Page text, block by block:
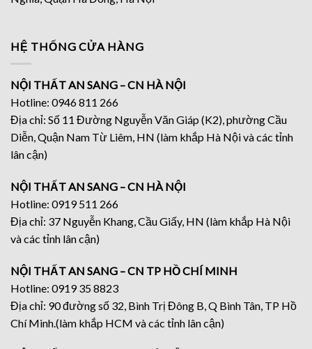
HỆ THỐNG CỬA HÀNG
NỘI THẤT AN SANG – CN HÀ NỘI
Hotline: 0946 811 266
Địa chỉ: Số 11 Đường Nguyễn Văn Giáp (K2), phường Cầu
Diễn, Quận Nam Từ Liêm, HN (làm khắp Hà Nội và các tỉnh
lân cận)
NỘI THẤT AN SANG – CN HÀ NỘI
Hotline: 0919 511 266
Địa chỉ: 37 Nguyễn Khang, Cầu Giấy, HN (làm khắp Hà Nội
và các tỉnh lân cận)
NỘI THẤT AN SANG – CN TP HỒ CHÍ MINH
Hotline: 0919 35 8823
Địa chỉ: 90 đường số 32, Bình Trị Đông B, Q Bình Tân, TP Hồ
Chí Minh.(làm khắp HCM và các tỉnh lân cận)